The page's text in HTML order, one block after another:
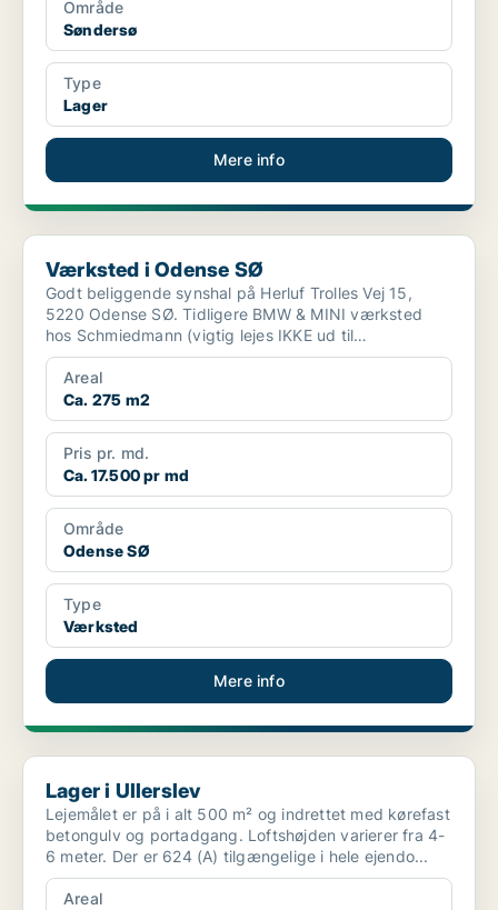
Område
Søndersø
Type
Lager
Mere info
Værksted i Odense SØ
Værksted i Odense SØ
Godt beliggende synshal på Herluf Trolles Vej 15,
5220 Odense SØ. Tidligere BMW & MINI værksted
hos Schmiedmann (vigtig lejes IKKE ud til
værkstedsdrift kun ...
Areal
Ca. 275 m2
Pris pr. md.
Ca. 17.500 pr md
Område
Odense SØ
Type
Værksted
Mere info
Lager i Ullerslev
Lager i Ullerslev
Lejemålet er på i alt 500 m² og indrettet med kørefast
betongulv og portadgang. Loftshøjden varierer fra 4-
6 meter. Der er 624 (A) tilgængelige i hele ejendo...
Areal